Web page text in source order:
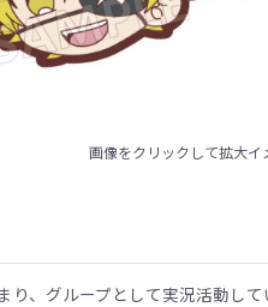
画像をクリックして拡大イ
り、グループとして実況活動して